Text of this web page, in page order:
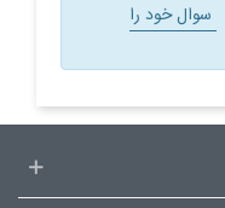
سوال خود را